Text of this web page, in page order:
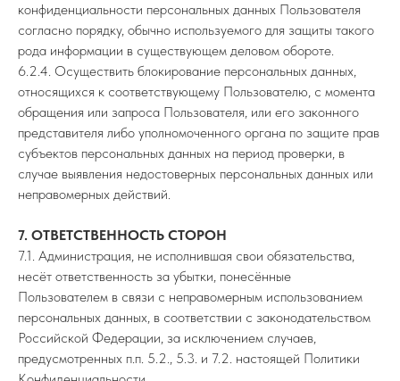
конфиденциальности персональных данных Пользователя
согласно порядку, обычно используемого для защиты такого
рода информации в существующем деловом обороте.
6.2.4. Осуществить блокирование персональных данных,
относящихся к соответствующему Пользователю, с момента
обращения или запроса Пользователя, или его законного
представителя либо уполномоченного органа по защите прав
субъектов персональных данных на период проверки, в
случае выявления недостоверных персональных данных или
неправомерных действий.
7. ОТВЕТСТВЕННОСТЬ СТОРОН
7.1. Администрация, не исполнившая свои обязательства,
несёт ответственность за убытки, понесённые
Пользователем в связи с неправомерным использованием
персональных данных, в соответствии с законодательством
Российской Федерации, за исключением случаев,
предусмотренных п.п. 5.2., 5.3. и 7.2. настоящей Политики